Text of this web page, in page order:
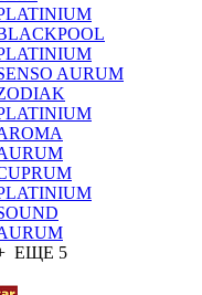
AURUM
ЕЩЕ 5